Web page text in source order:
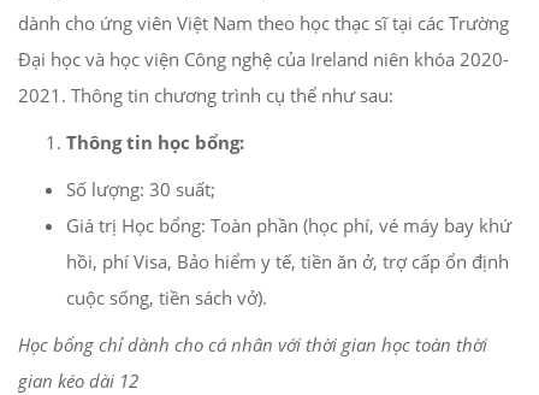
dành cho ứng viên Việt Nam theo học thạc sĩ tại các Trường
Đại học và học viện Công nghệ của Ireland niên khóa 2020-
2021. Thông tin chương trình cụ thể như sau:
Thôngtin học bổng:
Số lượng: 30 suất;
Giá trị Học bổng: Toàn phần (học phí, vé máy bay khứ
hồi, phí Visa, Bảo hiểm y tế, tiền ăn ở, trợ cấp ổn định
cuộc sống, tiền sách vở).
Học bổng chỉ dành cho cá nhân với thời gian học toàn thời
gian kéo dài 12